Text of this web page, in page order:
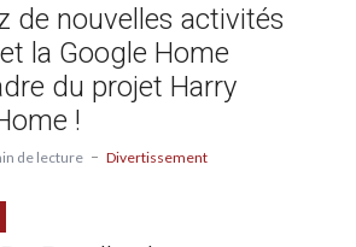
de nouvelles activités
la Google Home
du projet Harry
!
de lecture Divertissement